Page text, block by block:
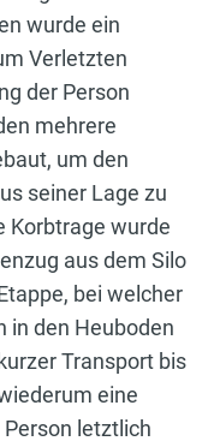
wurde ein
Verletzten
der Person
mehrere
um den
seiner Lage zu
Korbtrage wurde
aus dem Silo
bei welcher
in den Heuboden
Transport bis
eine
letztlich